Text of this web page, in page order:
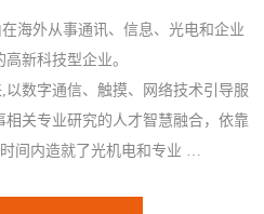
外从事通讯、信息、光电和企业
高新科技型企业。
数字通信、触摸、网络技术引导服
关专业研究的人才智慧融合，依靠
间内造就了光机电和专业 …